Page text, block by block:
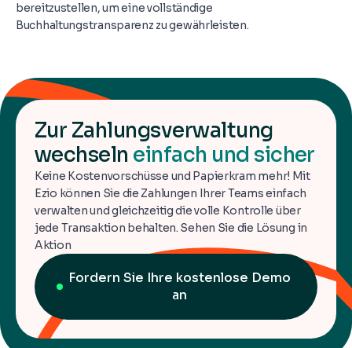
bereitzustellen, um eine vollständige
Buchhaltungstransparenz zu gewährleisten.
Zur Zahlungsverwaltung
wechseln einfach und sicher
Keine Kostenvorschüsse und Papierkram mehr! Mit
Ezio können Sie die Zahlungen Ihrer Teams einfach
verwalten und gleichzeitig die volle Kontrolle über
jede Transaktion behalten. Sehen Sie die Lösung in
Aktion
Fordern Sie Ihre kostenlose Demo
an